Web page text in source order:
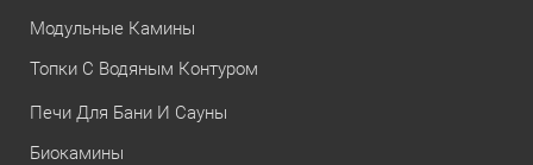
Модульные Камины
Топки С Водяным Контуром
Печи Для Бани И Сауны
Биокамины